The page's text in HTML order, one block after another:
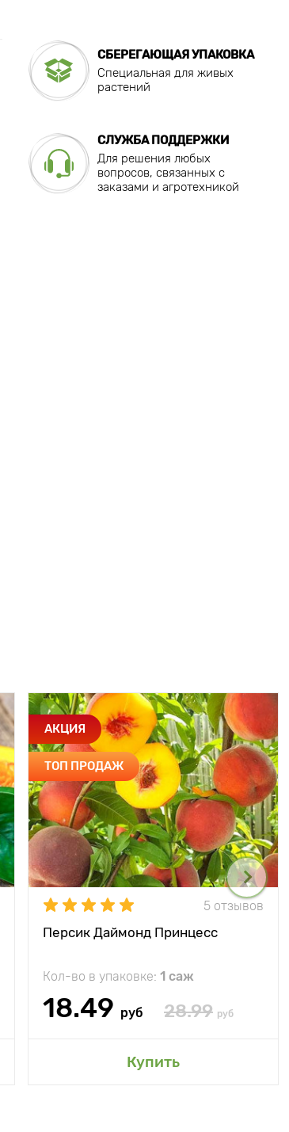
СБЕРЕГАЮЩАЯ УПАКОВКА
Специальная для живых
растений
СЛУЖБА ПОДДЕРЖКИ
Для решения любых
вопросов, связанных с
заказами и агротехникой
АКЦИЯ
ТОП ПРОДАЖ
5 отзывов
Персик Даймонд Принцесс
Кол-во в упаковке: 1 саж
18.49 руб 28.99 руб
Купить